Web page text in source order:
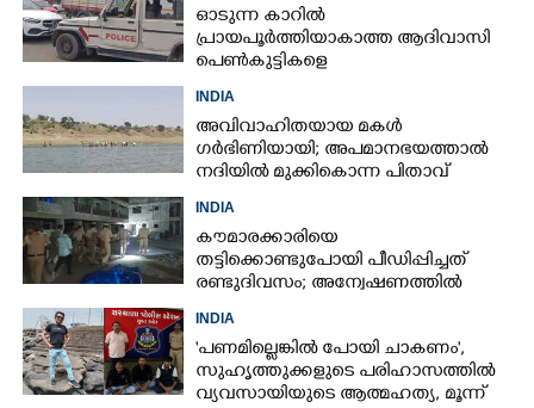
ഓടുന്ന കാറിൽ
പ്രായപൂർത്തിയാകാത്ത ആദിവാസി
പെൺകുട്ടികളെ
മൂന്ന് പേർ പിടിയിൽ
INDIA
അവിവാഹിതയായ മകൾ
ഗർഭിണിയായി; അപമാനഭയത്താൽ
നദിയിൽ മുക്കികൊന്ന പിതാവ്
INDIA
കൗമാരക്കാരിയെ
തട്ടിക്കൊണ്ടുപോയി പീഡിപ്പിച്ചത്
രണ്ടുദിവസം; അന്വേഷണത്തിൽ
ഫുഡ് ഡെലിവറി
INDIA
'പണമില്ലെങ്കിൽ പോയി ചാകണം',
സുഹൃത്തുക്കളുടെ പരിഹാസത്തിൽ
വ്യവസായിയുടെ ആത്മഹത്യ, മൂന്ന്